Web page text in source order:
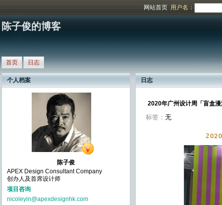
网站首页 用户名：
陈子俊的博客
首页 日志
个人档案
陈子俊
APEX Design Consultant Company
创办人及首席设计师
项目咨询
nicoleyin@apexdesignhk.com
日志
2020年广州设计周「盲盒
标签： 无
2